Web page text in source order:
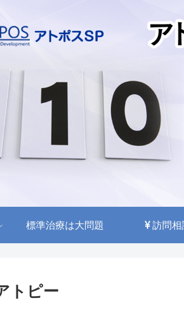
標準治療は大問題 訪問相
トピー